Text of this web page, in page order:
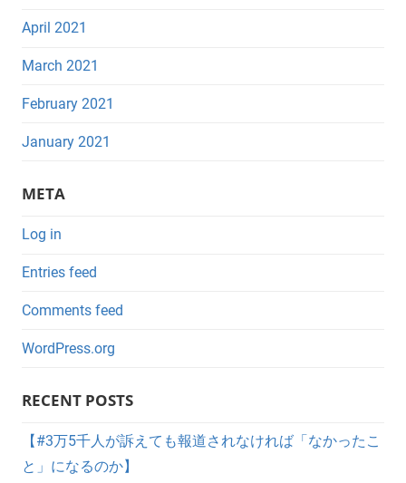
April 2021
March 2021
February 2021
January 2021
META
Log in
Entries feed
Comments feed
WordPress.org
RECENT POSTS
【#3万5千人が訴えても報道されなければ「なかったこ
と」になるのか】